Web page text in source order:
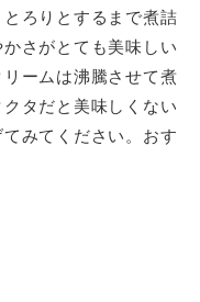
ろりとするまで煮詰
さがとても美味しい
ームは沸騰させて煮
タだと美味しくない
みてください。おす